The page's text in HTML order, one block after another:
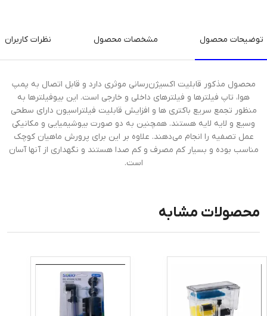
توضیحات محصول مشخصات محصول نظرات کاربران
محصول مذکور قابلیت اکسیژن‌رسانی موثری دارد و قابل اتصال به پمپ
هوا، تاپ فیلترها و فیلترهای داخلی و خارجی است. این بیوفیلترها به
منظور تجمع سریع باکتری ها و افزایش قابلیت فیلتراسیون دارای سطحی
وسیع و لایه لایه هستند. همچنین به دو صورت بیوشیمیایی و مکانیکی
عمل تصفیه را انجام می‌دهند. علاوه بر این برای پرورش ماهیان کوچک
مناسب بوده و بسیار کم مصرف و کم صدا هستند و نگهداری از آنها آسان
است.
محصولات مشابه